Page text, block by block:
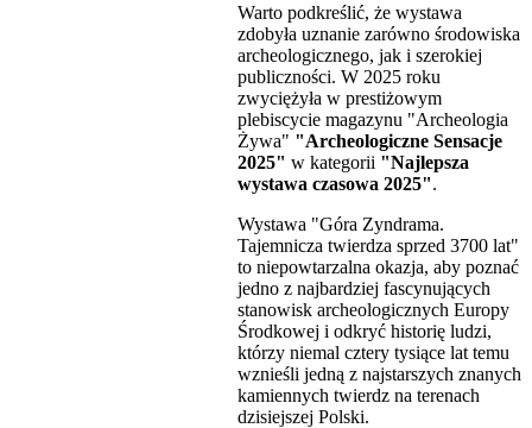
Warto podkreślić, że wystawa
zdobyła uznanie zarówno środowiska
archeologicznego, jak i szerokiej
publiczności. W 2025 roku
zwyciężyła w prestiżowym
plebiscycie magazynu "Archeologia
Żywa" "Archeologiczne Sensacje
2025" w kategorii "Najlepsza
wystawa czasowa 2025".
Wystawa "Góra Zyndrama.
Tajemnicza twierdza sprzed 3700 lat"
to niepowtarzalna okazja, aby poznać
jedno z najbardziej fascynujących
stanowisk archeologicznych Europy
Środkowej i odkryć historię ludzi,
którzy niemal cztery tysiące lat temu
wznieśli jedną z najstarszych znanych
kamiennych twierdz na terenach
dzisiejszej Polski.